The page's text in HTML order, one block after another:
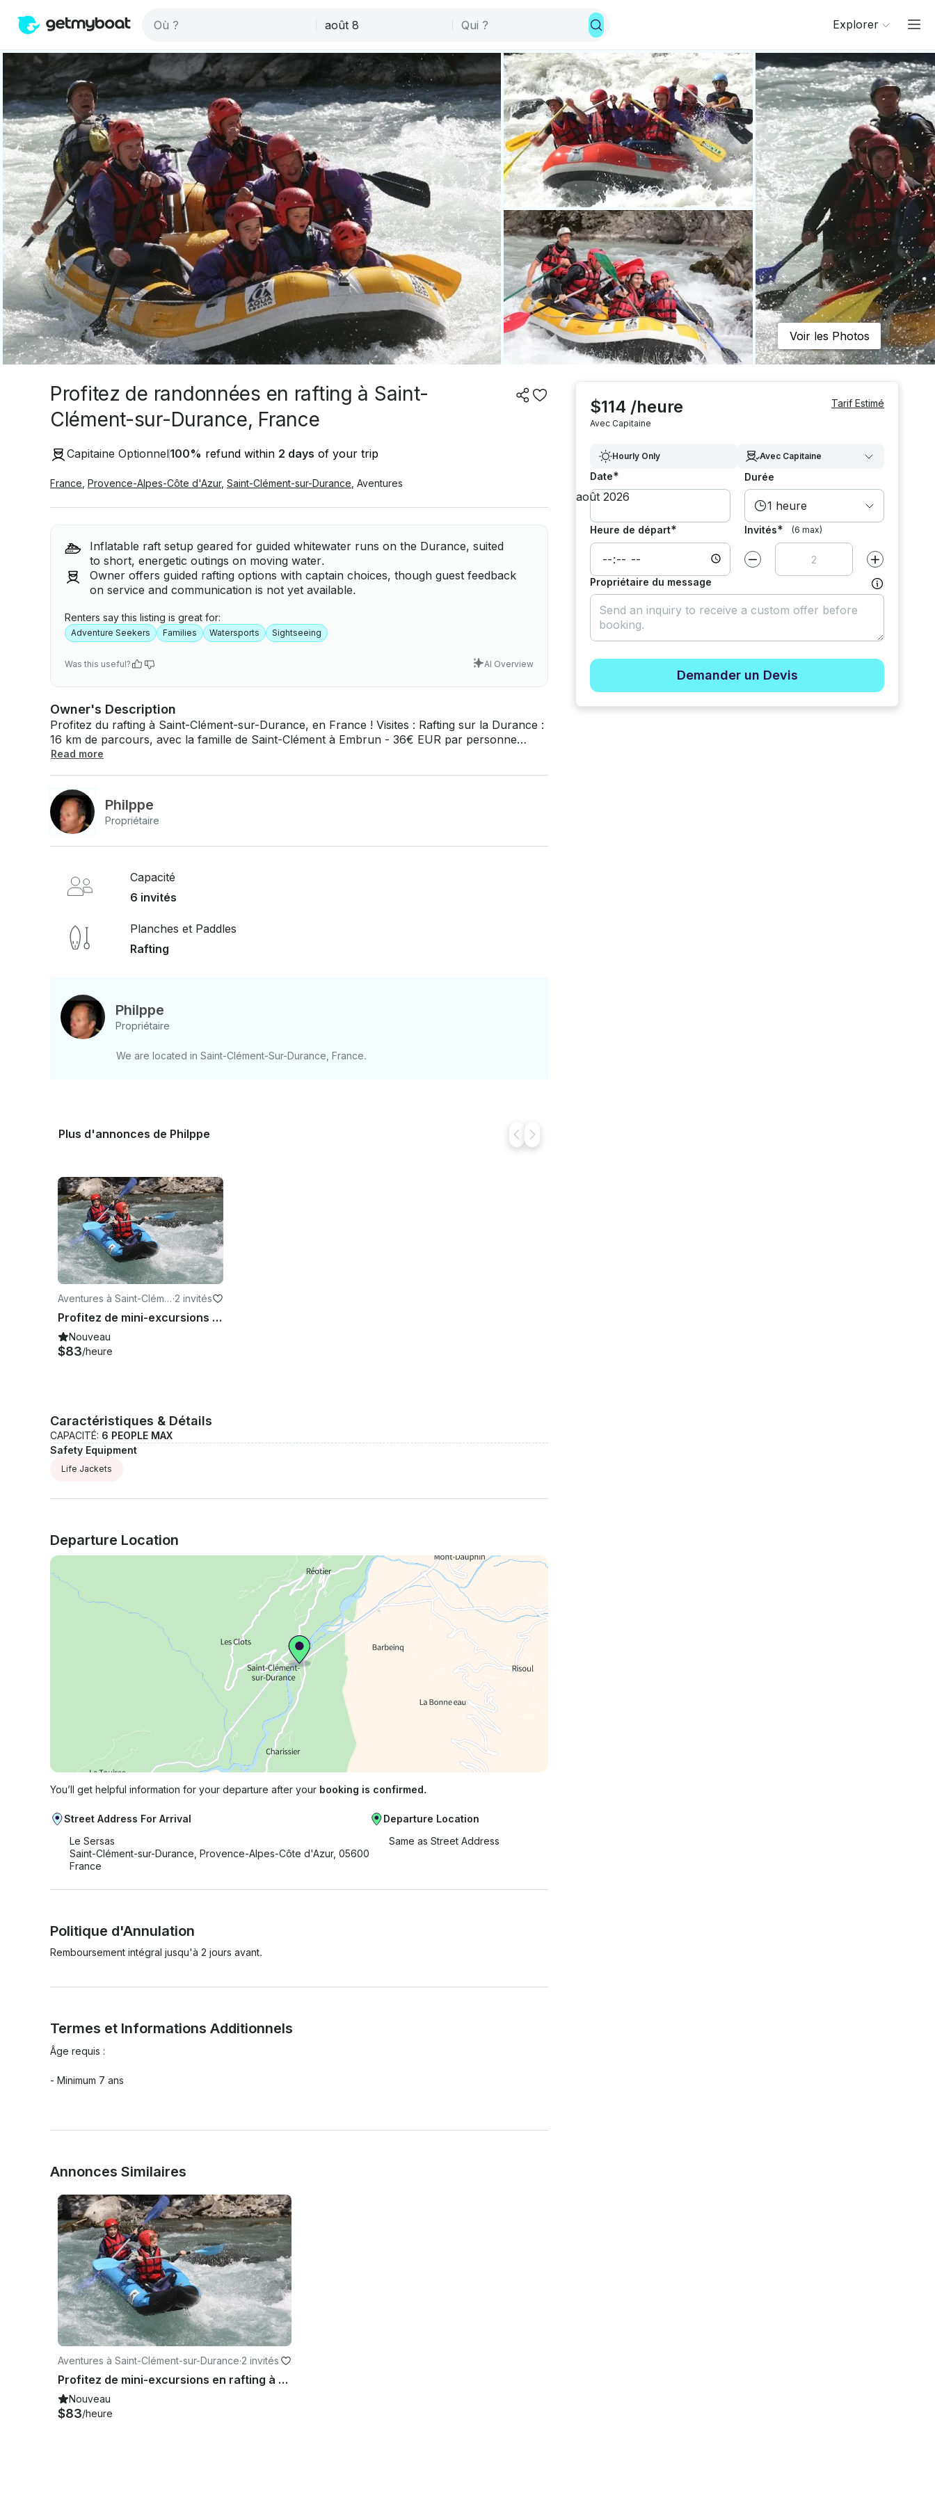
Explorer
Voir les Photos
Profitez de randonnées en rafting à Saint-
Clément-sur-Durance, France
Capitaine Optionnel100% refund within 2 days of your trip
France Provence-Alpes-Côte d'Azur, Saint-Clément-sur-Durance Aventures
Inflatable raft setup geared for guided whitewater runs on the Durance, suited
to short, energetic outings on moving water.
Owner offers guided rafting options with captain choices, though guest feedback
on service and communication is not yet available.
Renters say this listing is great for:
Adventure Seekers Families Watersports Sightseeing
Was this useful? AI Overview
Owner's Description
Profitez du rafting à Saint-Clément-sur-Durance, en France ! Visites : Rafting sur la Durance :
16 km de parcours, avec la famille de Saint-Clément à Embrun - 36€ EUR par personne
(1h30) Rafting sur le Guil, le Gyr et autres : - 46€ EUR par personne Si vous avez des
une demande pour une offre personnalisée.
Read more
Philppe
Propriétaire
Capacité
6 invités
Planches et Paddles
Rafting
Philppe
Propriétaire
We are located in Saint-Clément-Sur-Durance, France.
Plus d'annonces de Philppe
Aventures à Saint-Cléme
nt-sur-Durance
·2 invités
Profitez de mini-excursions en rafting à Saint-Clément-sur-Durance, France
Nouveau
$83/heure
Caractéristiques & Détails
CAPACITÉ: 6 PEOPLE MAX
Safety Equipment
Life Jackets
Departure Location
You’ll get helpful information for your departure after your booking is confirmed.
Street Address For Arrival
Le Sersas
Saint-Clément-sur-Durance, Provence-Alpes-Côte d'Azur, 05600
France
Departure Location
Same as Street Address
Politique d'Annulation
Remboursement intégral jusqu'à 2 jours avant.
Termes et Informations Additionnels
Âge requis :
- Minimum 7 ans
Annonces Similaires
Aventures à Saint-Clément-sur-Durance·2 invités
Profitez de mini-excursions en rafting à Saint-Clément-sur-Durance, France
Nouveau
$83/heure
$114 /heure
Avec Capitaine
Tarif Estimé
Hourly Only Avec Capitaine
Date* Durée
1 heure
Heure de départ* Invités* (6 max)
Diminuer la valeur par Augmenter la
Propriétaire du message
Demander un Devis